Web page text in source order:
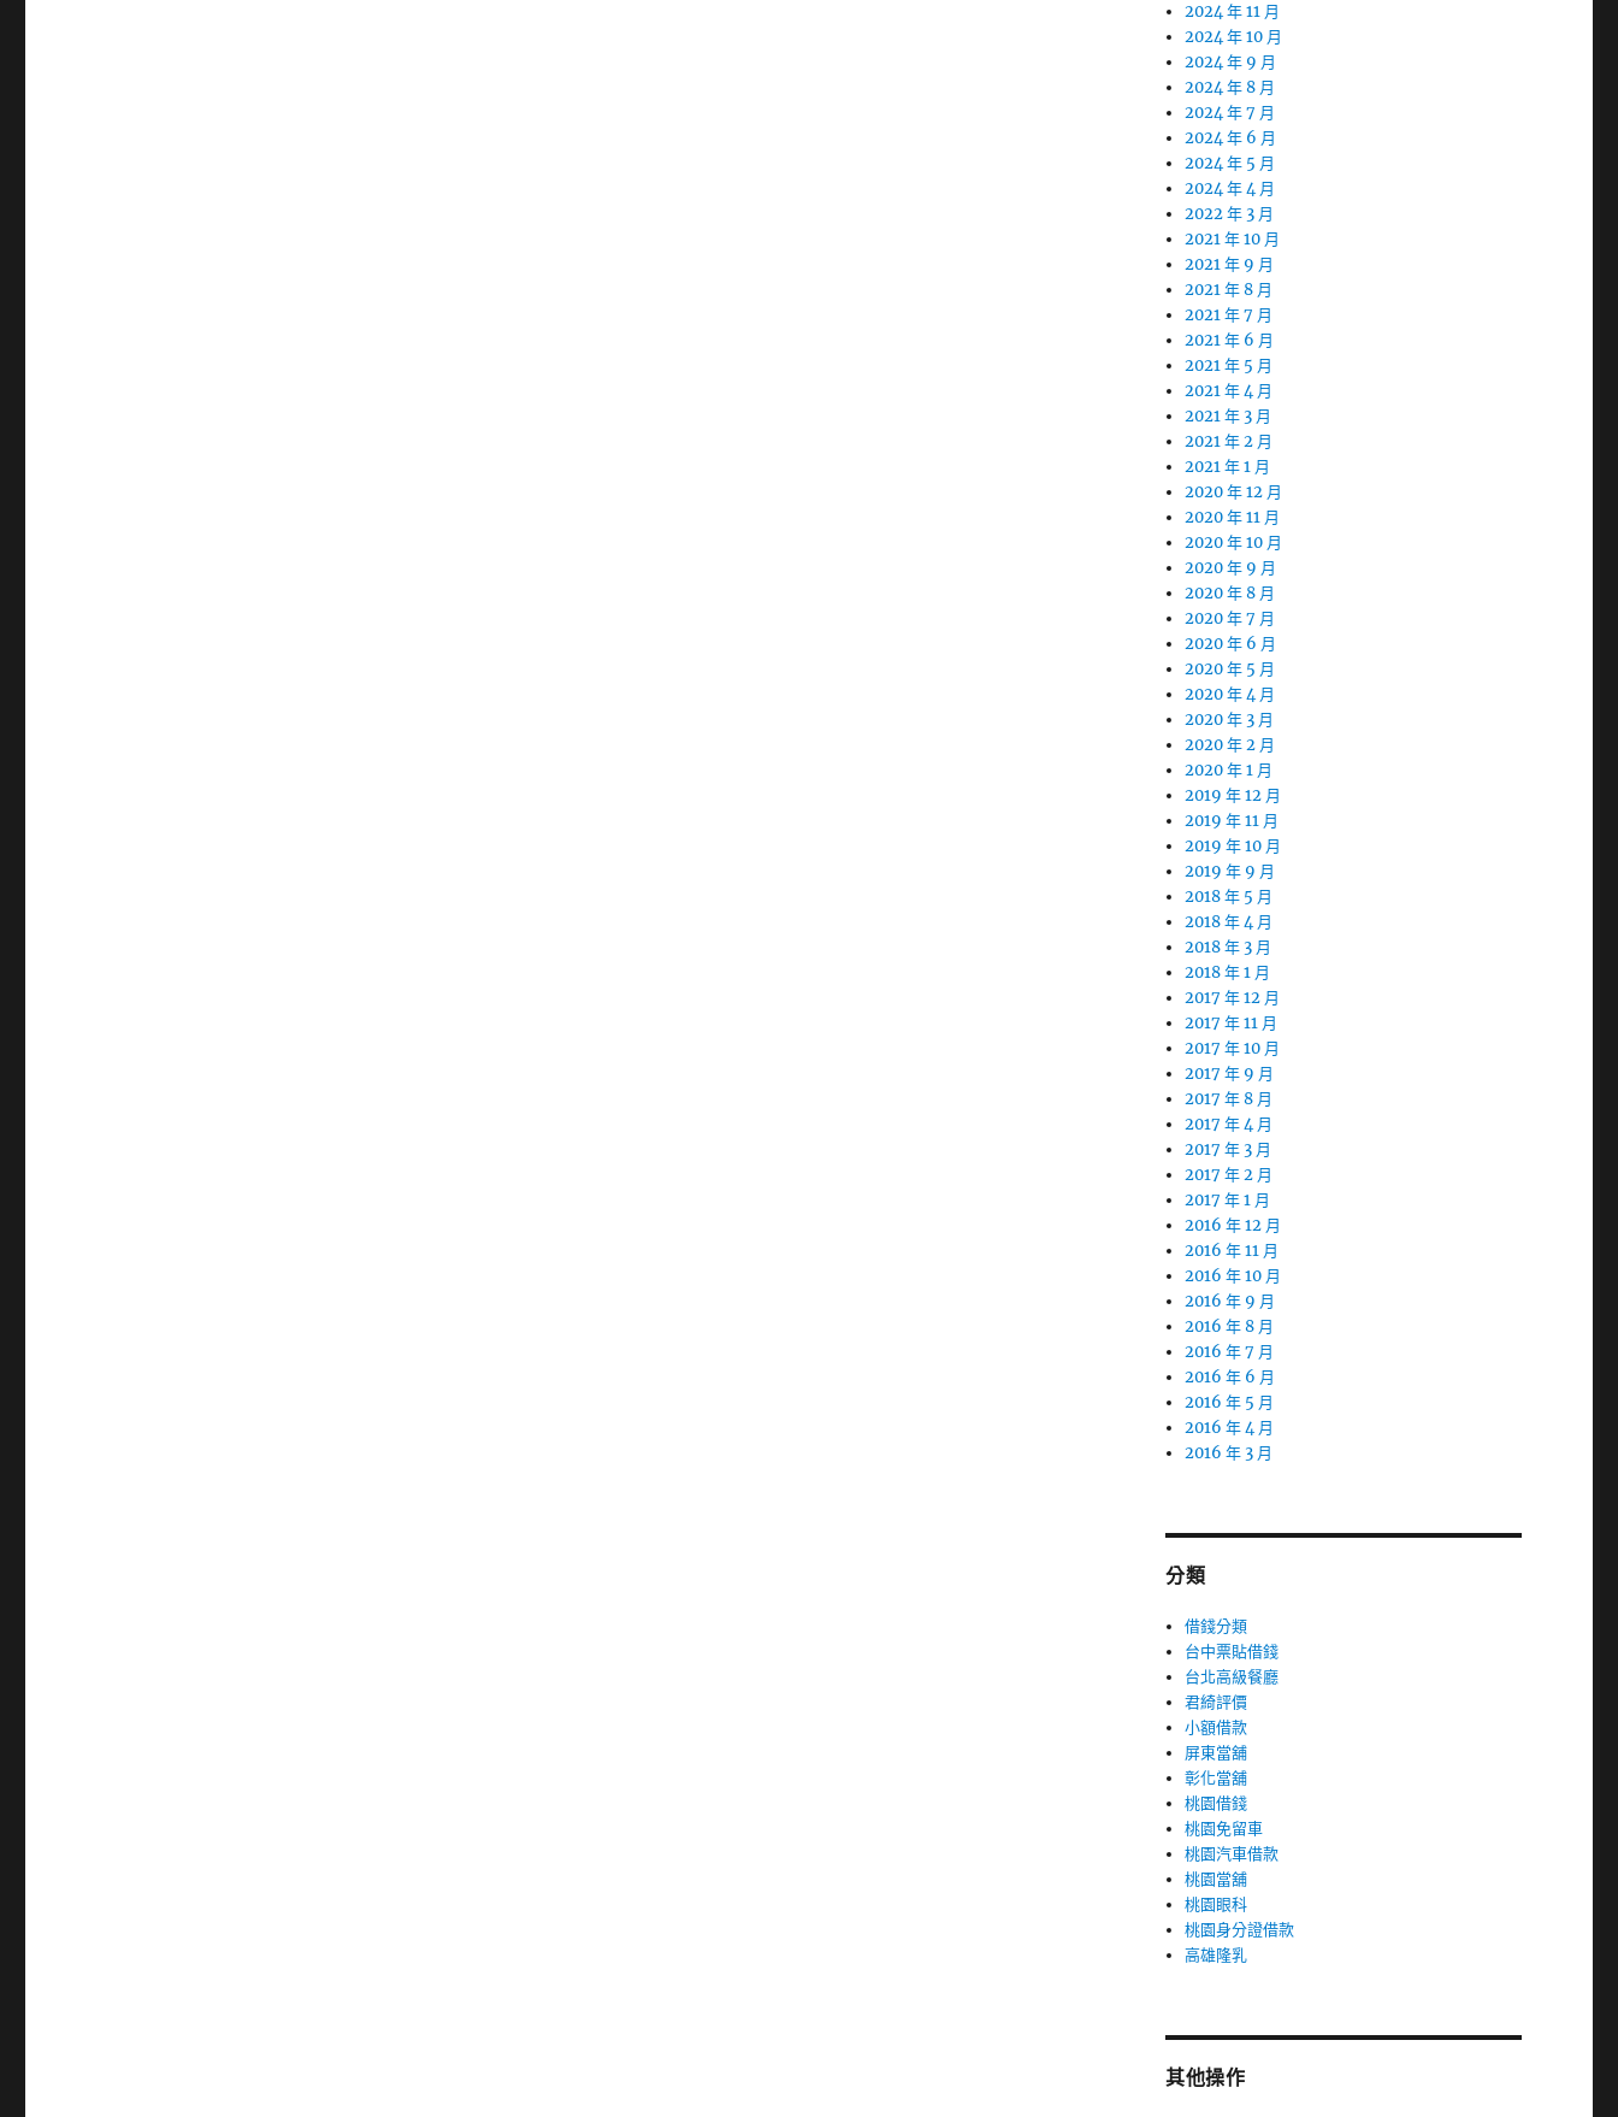
2024 年 11 月
2024 年 10 月
2024 年 9 月
2024 年 8 月
2024 年 7 月
2024 年 6 月
2024 年 5 月
2024 年 4 月
2022 年 3 月
2021 年 10 月
2021 年 9 月
2021 年 8 月
2021 年 7 月
2021 年 6 月
2021 年 5 月
2021 年 4 月
2021 年 3 月
2021 年 2 月
2021 年 1 月
2020 年 12 月
2020 年 11 月
2020 年 10 月
2020 年 9 月
2020 年 8 月
2020 年 7 月
2020 年 6 月
2020 年 5 月
2020 年 4 月
2020 年 3 月
2020 年 2 月
2020 年 1 月
2019 年 12 月
2019 年 11 月
2019 年 10 月
2019 年 9 月
2018 年 5 月
2018 年 4 月
2018 年 3 月
2018 年 1 月
2017 年 12 月
2017 年 11 月
2017 年 10 月
2017 年 9 月
2017 年 8 月
2017 年 4 月
2017 年 3 月
2017 年 2 月
2017 年 1 月
2016 年 12 月
2016 年 11 月
2016 年 10 月
2016 年 9 月
2016 年 8 月
2016 年 7 月
2016 年 6 月
2016 年 5 月
2016 年 4 月
2016 年 3 月
分類
借錢分類
台中票貼借錢
台北高級餐廳
君綺評價
小額借款
屏東當舖
彰化當舖
桃園借錢
桃園免留車
桃園汽車借款
桃園當舖
桃園眼科
桃園身分證借款
高雄隆乳
其他操作